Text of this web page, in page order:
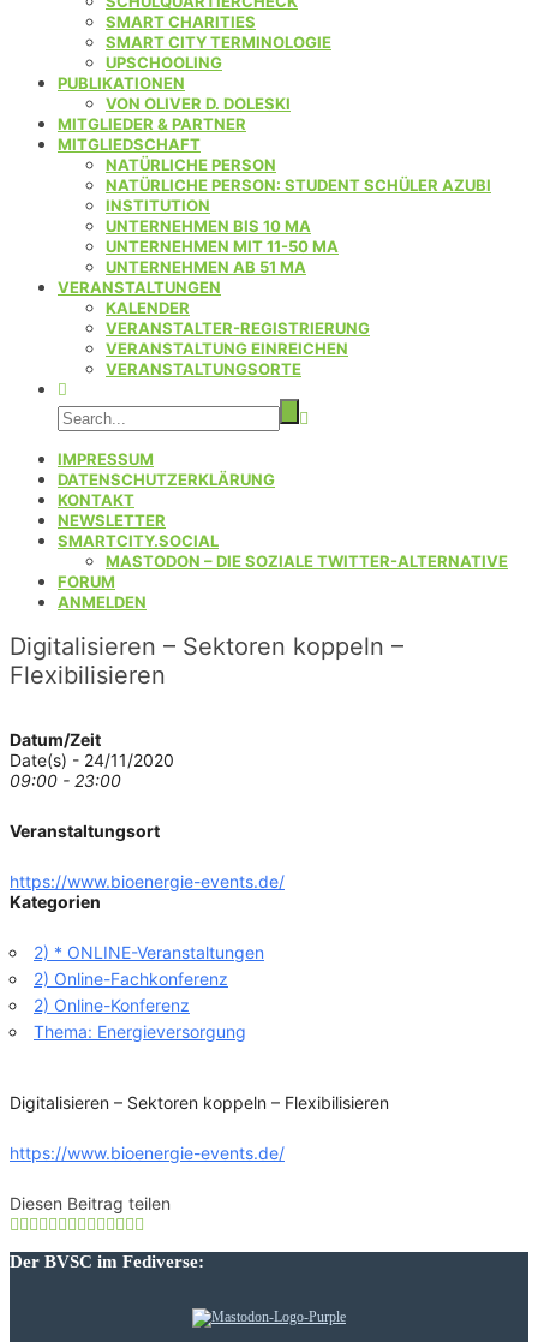
SMART CHARITIES
SMART CITY TERMINOLOGIE
UPSCHOOLING
PUBLIKATIONEN
VON OLIVER D. DOLESKI
MITGLIEDER & PARTNER
MITGLIEDSCHAFT
NATÜRLICHE PERSON
NATÜRLICHE PERSON: STUDENT SCHÜLER AZUBI
INSTITUTION
UNTERNEHMEN BIS 10 MA
UNTERNEHMEN MIT 11-50 MA
UNTERNEHMEN AB 51 MA
VERANSTALTUNGEN
KALENDER
VERANSTALTER-REGISTRIERUNG
VERANSTALTUNG EINREICHEN
VERANSTALTUNGSORTE
IMPRESSUM
DATENSCHUTZERKLÄRUNG
KONTAKT
NEWSLETTER
SMARTCITY.SOCIAL
MASTODON – DIE SOZIALE TWITTER-ALTERNATIVE
FORUM
ANMELDEN
Digitalisieren – Sektoren koppeln –
Flexibilisieren
Datum/Zeit
Date(s) - 24/11/2020
09:00 - 23:00
Veranstaltungsort
https://www.bioenergie-events.de/
Kategorien
2) * ONLINE-Veranstaltungen
2) Online-Fachkonferenz
2) Online-Konferenz
Thema: Energieversorgung
Digitalisieren – Sektoren koppeln – Flexibilisieren
https://www.bioenergie-events.de/
Diesen Beitrag teilen
Der BVSC im Fediverse: